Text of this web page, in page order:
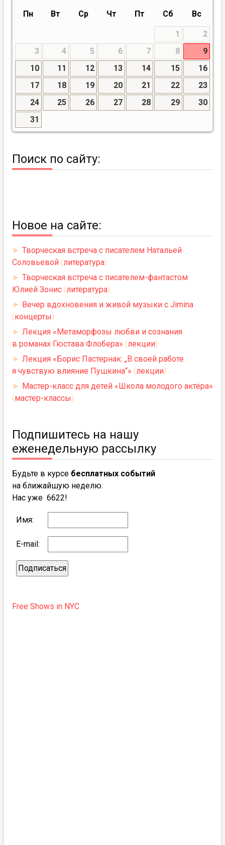
Пн Вт Ср Чт Пт Сб Вс
1
2
3
4 5 6 7 8
9
10
11 12 13 14 15
16
17
18 19 20 21 22
23
24
25 26 27 28 29
30
31
Поиск по сайту:
Новое на сайте:
► Творческая встреча с писателем Натальей
Соловьевой (литература)
► Творческая встреча с писателем-фантастом
Юлией Зонис (литература)
► Вечер вдохновения и живой музыки с Jimina
(концерты)
► Лекция «Метаморфозы любви и сознания
в романах Гюстава Флобера» (лекции)
► Лекция «Борис Пастернак: „В своей работе
я чувствую влияние Пушкина“» (лекции)
► Мастер-класс для детей «Школа молодого актёра»
(мастер-классы)
Подпишитесь на нашу
еженедельную рассылку
Будьте в курсе бесплатных событий
на ближайшую неделю.
Нас уже 6622!
Имя:
E-mail:
Free Shows in NYC